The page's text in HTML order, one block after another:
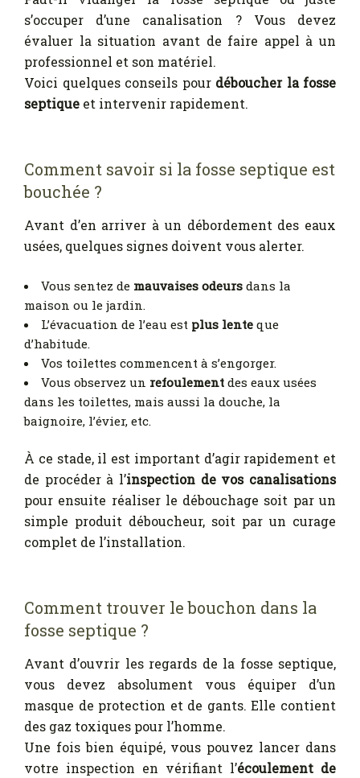
s’occuper d’une canalisation ? Vous devez
évaluer la situation avant de faire appel à un
professionnel et son matériel.
Voici quelques conseils pour déboucher la fosse
septique et intervenir rapidement.
Comment savoir si la fosse septique est
bouchée ?
Avant d’en arriver à un débordement des eaux
usées, quelques signes doivent vous alerter.
Vous sentez de mauvaises odeurs dans la
maison ou le jardin.
L’évacuation de l’eau est plus lente que
d’habitude.
Vos toilettes commencent à s’engorger.
Vous observez un refoulement des eaux usées
dans les toilettes, mais aussi la douche, la
baignoire, l’évier, etc.
À ce stade, il est important d’agir rapidement et
de procéder à l’inspection de vos canalisations
pour ensuite réaliser le débouchage soit par un
simple produit déboucheur, soit par un curage
complet de l’installation.
Comment trouver le bouchon dans la
fosse septique ?
Avant d’ouvrir les regards de la fosse septique,
vous devez absolument vous équiper d’un
masque de protection et de gants. Elle contient
des gaz toxiques pour l’homme.
Une fois bien équipé, vous pouvez lancer dans
votre inspection en vérifiant l’écoulement de